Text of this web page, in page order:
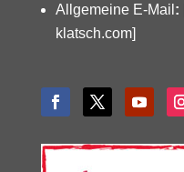
Allgemeine E-Mail :
klatsch.com]